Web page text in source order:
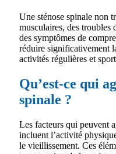
Une sténose spinale non
musculaires, des troubles
des symptômes de
réduire significativement
activités régulières et
Qu’est-ce qui
spinale ?
Les facteurs qui peuvent
incluent l’activité
le vieillissement. Ces